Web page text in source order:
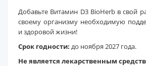
Добавьте Витамин D3 BioHerb в свой
своему организму необходимую
и здоровой жизни!
Срок годности: до ноября 2027 года.
Не является лекарственным